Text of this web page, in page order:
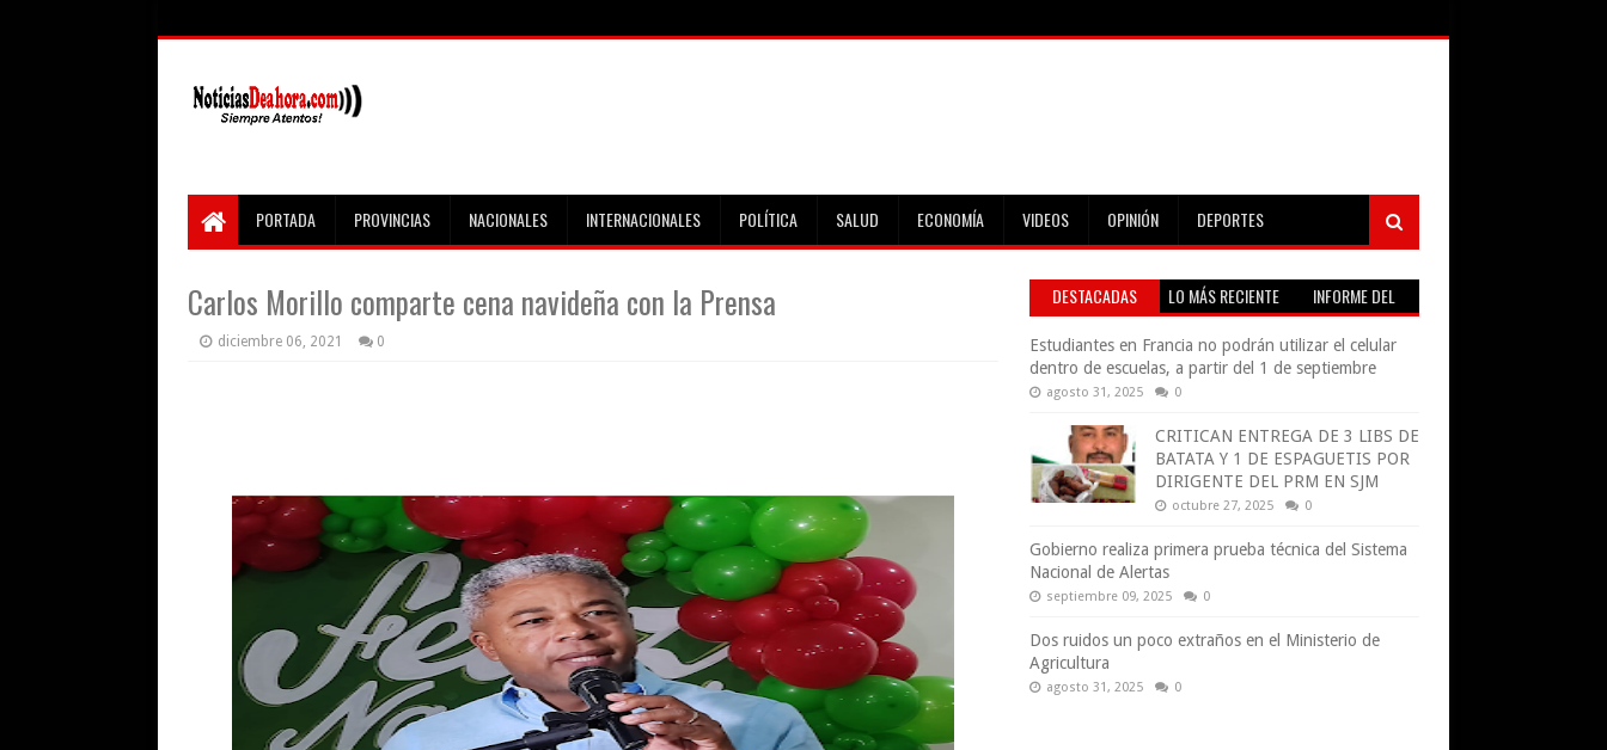
PORTADA PROVINCIAS NACIONALES INTERNACIONALES POLÍTICA SALUD ECONOMÍA VIDEOS OPINIÓN DEPORTES
Carlos Morillo comparte cena navideña con la Prensa
diciembre 06, 2021 0
DESTACADAS LO MÁS RECIENTE
INFORME DEL
Estudiantes en Francia no podrán utilizar el celular
dentro de escuelas, a partir del 1 de septiembre
agosto 31, 2025 0
CRITICAN ENTREGA DE 3 LIBS DE
BATATA Y 1 DE ESPAGUETIS POR
DIRIGENTE DEL PRM EN SJM
octubre 27, 2025 0
Gobierno realiza primera prueba técnica del Sistema
Nacional de Alertas
septiembre 09, 2025 0
Dos ruidos un poco extraños en el Ministerio de
Agricultura
agosto 31, 2025 0